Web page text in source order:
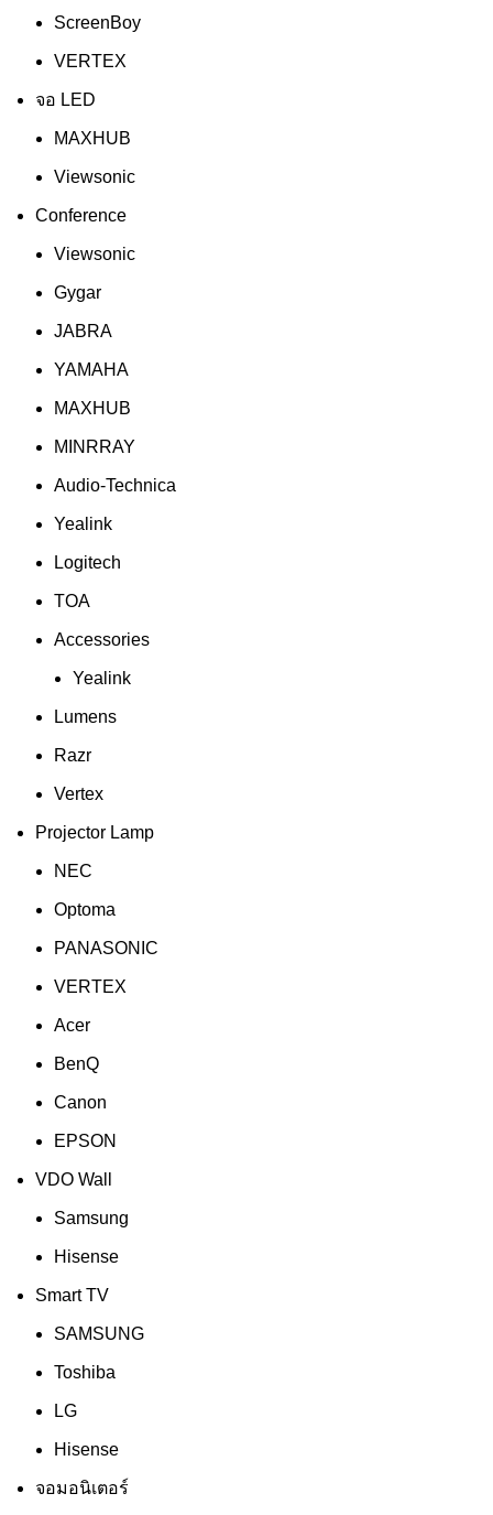
ScreenBoy
VERTEX
จอ LED
MAXHUB
Viewsonic
Conference
Viewsonic
Gygar
JABRA
YAMAHA
MAXHUB
MINRRAY
Audio-Technica
Yealink
Logitech
TOA
Accessories
Yealink
Lumens
Razr
Vertex
Projector Lamp
NEC
Optoma
PANASONIC
VERTEX
Acer
BenQ
Canon
EPSON
VDO Wall
Samsung
Hisense
Smart TV
SAMSUNG
Toshiba
LG
Hisense
จอมอนิเตอร์